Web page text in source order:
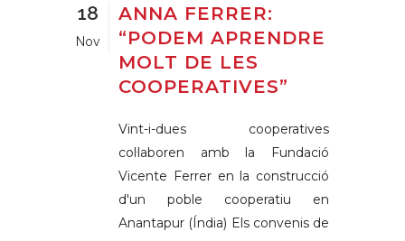
18
Nov
ANNA FERRER:
“PODEM APRENDRE
MOLT DE LES
COOPERATIVES”
Vint-i-dues cooperatives
col·laboren amb la Fundació
Vicente Ferrer en la construcció
d'un poble cooperatiu en
Anantapur (Índia) Els convenis de